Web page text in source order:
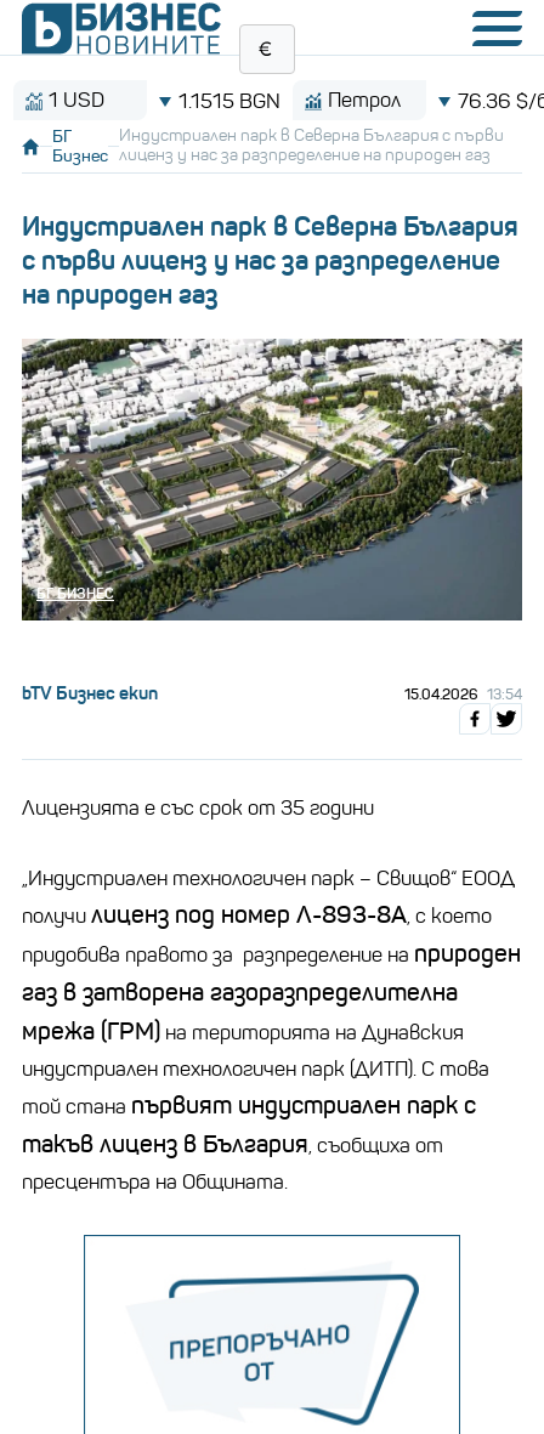
1.1515 BGN Петрол 76.36 $/барел
БГ
Бизнес
Индустриален парк в Северна България с първи
лиценз у нас за разпределение на природен газ
Индустриален парк в Северна България
с първи лиценз у нас за разпределение
на природен газ
БГ БИЗНЕС
bTV Бизнес екип 15.04.2026 13:54
Лицензията е със срок от 35 години
„Индустриален технологичен парк – Свищов“ ЕООД
получилиценз под номер Л-893-8A, с което
придобива правото за разпределение на природен
газ в затворена газоразпределителна
мрежа (ГРМ) на територията на Дунавския
индустриален технологичен парк (ДИТП). С това
той стана първият индустриален парк с
такъв лиценз в България, съобщиха от
пресцентъра на Общината.